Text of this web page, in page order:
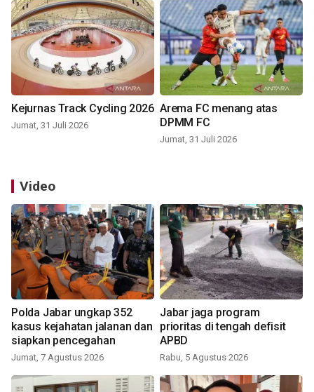
Kejurnas Track Cycling 2026
Jumat, 31 Juli 2026
Arema FC menang atas
DPMM FC
Jumat, 31 Juli 2026
Video
Polda Jabar ungkap 352
kasus kejahatan jalanan dan
siapkan pencegahan
Jumat, 7 Agustus 2026
Jabar jaga program
prioritas di tengah defisit
APBD
Rabu, 5 Agustus 2026